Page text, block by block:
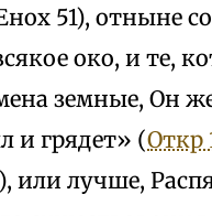
51), отныне
око, и те,
земные, Он
и грядет» (Откр
), или лучше,